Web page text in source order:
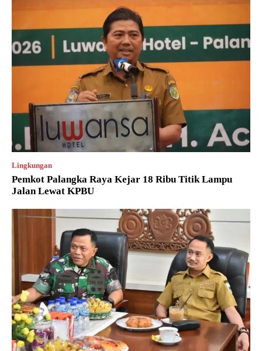
Lingkungan
Pemkot Palangka Raya Kejar 18 Ribu Titik Lampu
Jalan Lewat KPBU